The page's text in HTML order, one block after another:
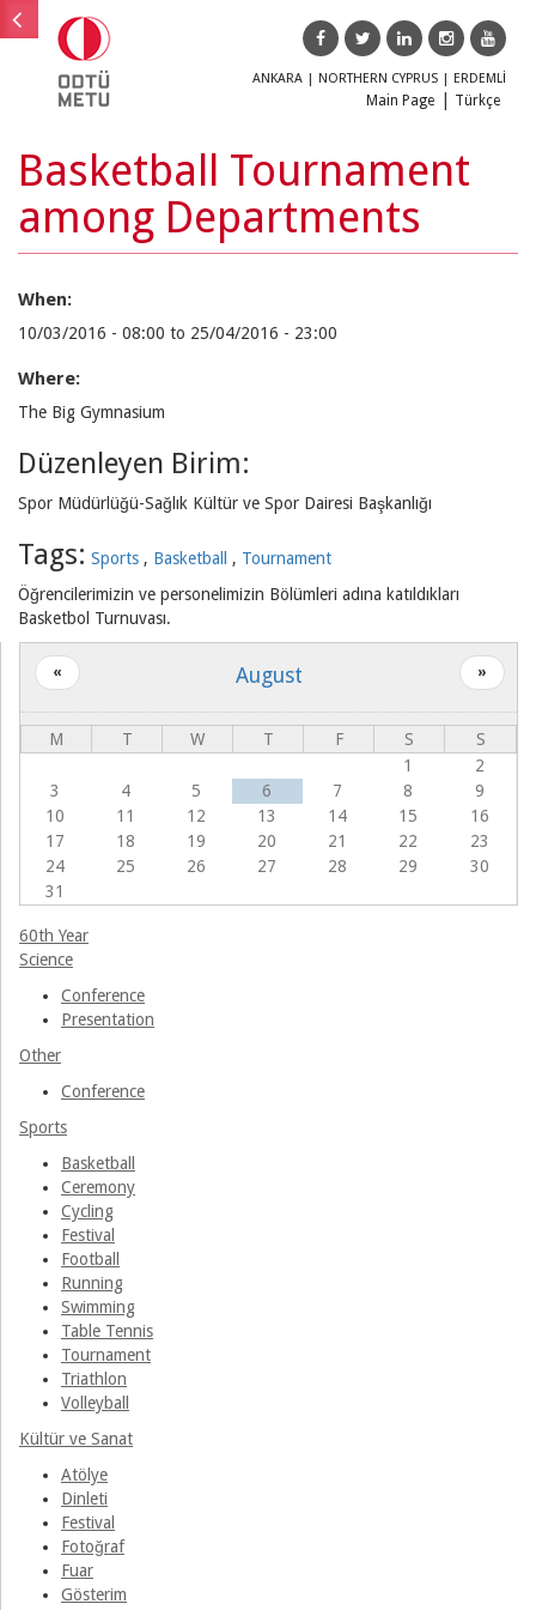
Main
menu
Education
Society
ODTÜ
ODTÜLÜ
Our
Associations
ANKARA | NORTHERN CYPRUS | ERDEMLİ
Main Page Türkçe
Main menu
Basketball Tournament
among Departments
When:
10/03/2016 - 08:00 to 25/04/2016 - 23:00
Where:
The Big Gymnasium
Düzenleyen Birim:
Spor Müdürlüğü-Sağlık Kültür ve Spor Dairesi Başkanlığı
Tags: Sports Basketball
Tournament
Öğrencilerimizin ve personelimizin Bölümleri adına katıldıkları
Basketbol Turnuvası.
August
« »
M T W T F S
S
1
2
3
4 5 6 7 8
9
10
11 12 13 14 15
16
17
18 19 20 21 22
23
24
25 26 27 28 29
30
31
60th Year
Science
Conference
Presentation
Other
Conference
Sports
Basketball
Ceremony
Cycling
Festival
Football
Running
Swimming
Table Tennis
Tournament
Triathlon
Volleyball
Kültür ve Sanat
Atölye
Dinleti
Festival
Fotoğraf
Fuar
Gösterim